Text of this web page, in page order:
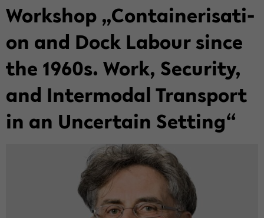
Work­shop „Con­tai­ne­ri­sa­ti­
on and Dock La­bour since
the 1960s. Work, Se­cu­ri­ty,
and In­ter­mo­dal Trans­port
in an Un­cer­tain Set­ting“